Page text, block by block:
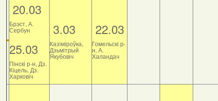
20.03
Брэст, А.
Сербун
25.03
Пінскі р-н, Дз.
Кіцель, Дз.
Харковіч
3.03
Казіміроўка,
Дзьмітрый
Якубовіч
22.03
Гомельскі р-
н, А.
Халандач